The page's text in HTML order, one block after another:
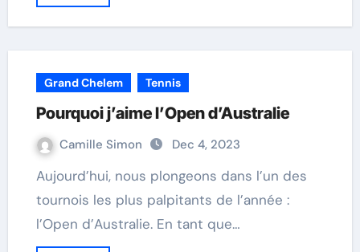
Grand Chelem Tennis
Pourquoi j’aime l’Open d’Australie
Camille Simon Dec 4, 2023
Aujourd’hui, nous plongeons dans l’un des
tournois les plus palpitants de l’année :
l’Open d’Australie. En tant que…